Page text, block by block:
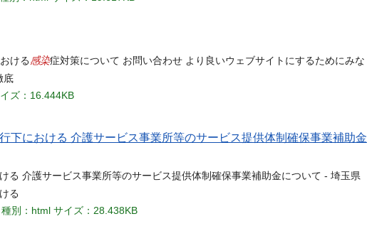
ける 感染症対策について お問い合わせ より良いウェブサイトにするためにみな
底
ズ：16.444KB
下における 介護サービス事業所等のサービス提供体制確保事業補助金
る 介護サービス事業所等のサービス提供体制確保事業補助金について - 埼玉県
る
種別：html サイズ：28.438KB